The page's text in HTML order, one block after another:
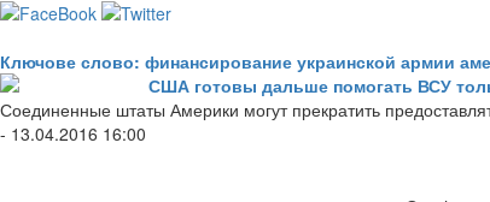
Ключове слово: финансирование украинской армии
США готовы дальше помогать ВСУ
Соединенные штаты Америки могут прекратить
- 13.04.2016 16:00